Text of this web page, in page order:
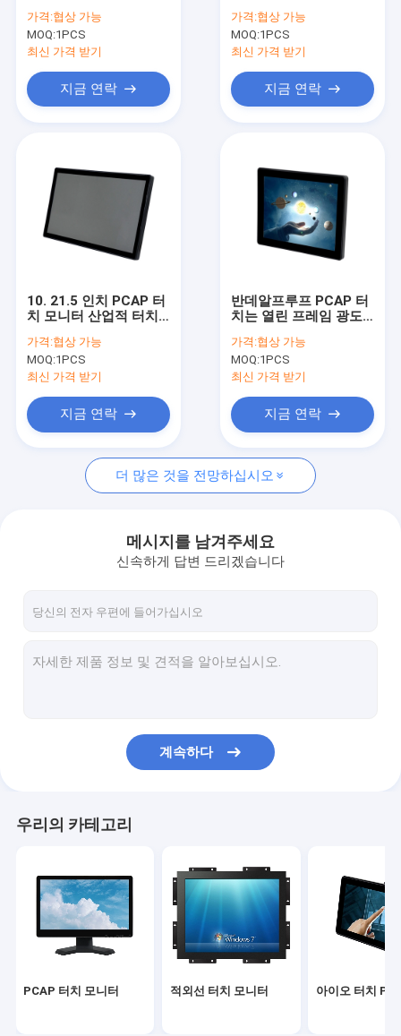
제품 소개
공장 투어
뉴스
모든 케이스
PCAP 터치 모니터
아이오 터치 PC
PCAP 터치 스크린
PCAP 터치 포일
TFT LCD 패널
표면 음파 터치 스크린
커브드 터치 스크린 모니터
모니터링합니다
가격:협상 가능
MOQ:1PCS
최신 가격 받기
지금 연락
터치 패널
가격:협상 가능
MOQ:1PCS
최신 가격 받기
지금 연락
10. 21.5 인치 PCAP 터
치 모니터 산업적 터치
가격:협상 가능
MOQ:1PCS
최신 가격 받기
지금 연락
반데알프루프 PCAP 터
치는 열린 프레임 광도
다
가격:협상 가능
MOQ:1PCS
최신 가격 받기
지금 연락
더 많은 것을 전망하십시오
메시지를 남겨주세요
신속하게 답변 드리겠습니다
계속하다
우리의 카테고리
PCAP 터치 모니터 적외선 터치 모니터 아이오 터치 PC